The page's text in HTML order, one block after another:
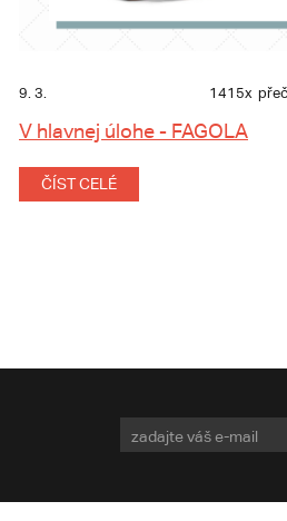
9. 3. 1415x
V hlavnej úlohe - FAGOLA
ČÍST CELÉ